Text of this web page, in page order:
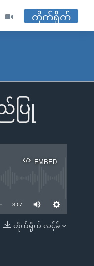
တိုက်ရိုက်
ပြု
EMBED
EMBED
3:07
တိုက်ရိုက် လင့်ခ်